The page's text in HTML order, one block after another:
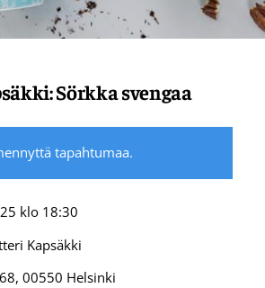
Sörkka svengaa
tapahtumaa.
klo 18:30
Kapsäkki
00550 Helsinki